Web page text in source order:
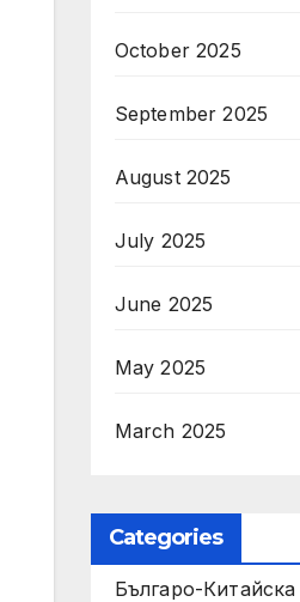
October 2025
September 2025
August 2025
July 2025
June 2025
May 2025
March 2025
Categories
Българо-Китайска